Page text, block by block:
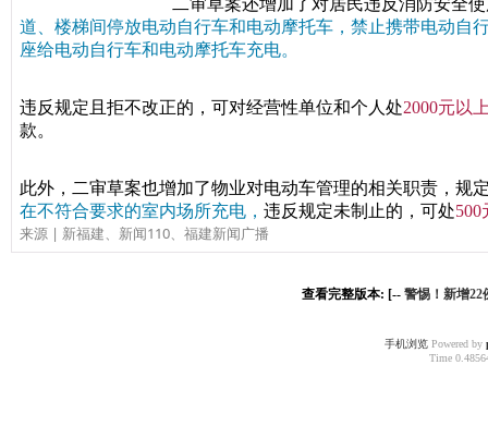
二审草案还增加了对居民违反消防安全
道、楼梯间停放电动自行车和电动摩托车，禁止携带电动自
座给电动自行车和电动摩托车充电。
违反规定且拒不改正的，可对经营性单位和个人处2000元以
款。
此外，二审草案也增加了物业对电动车管理的相关职责，规
在不符合要求的室内场所充电， 违反规定未制止的，可处500
来源 | 新福建、新闻110、福建新闻广播
查看完整版本: [-- 警惕！新增22
手机浏览Powered by
Time